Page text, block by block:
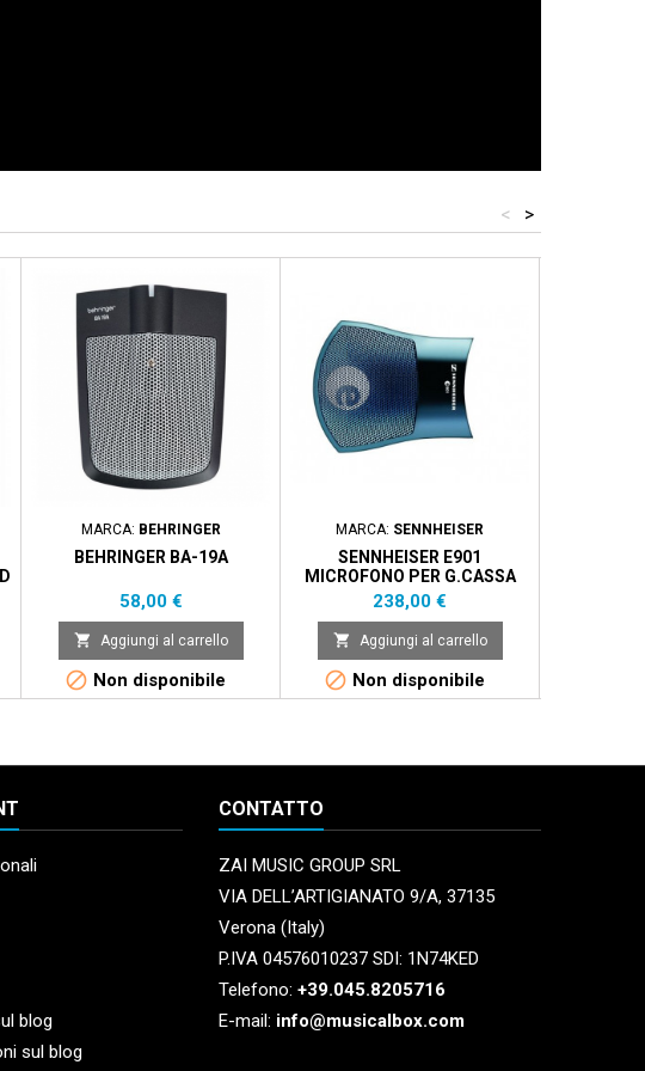
>
<
MARCA: BEHRINGER
BEHRINGER BA-19A
Prezzo
58,00 €
 Aggiungi al carrello
 Non disponibile
MARCA: SENNHEISER
SENNHEISER E901
MICROFONO PER G.CASSA
Prezzo
238,00 €
 Aggiungi al carrello
 Non disponibile
blog
sul blog
CONTATTO
ZAI MUSIC GROUP SRL
VIA DELL’ARTIGIANATO 9/A, 37135
Verona (Italy)
P.IVA 04576010237 SDI: 1N74KED
Telefono: +39.045.8205716
E-mail: info@musicalbox.com